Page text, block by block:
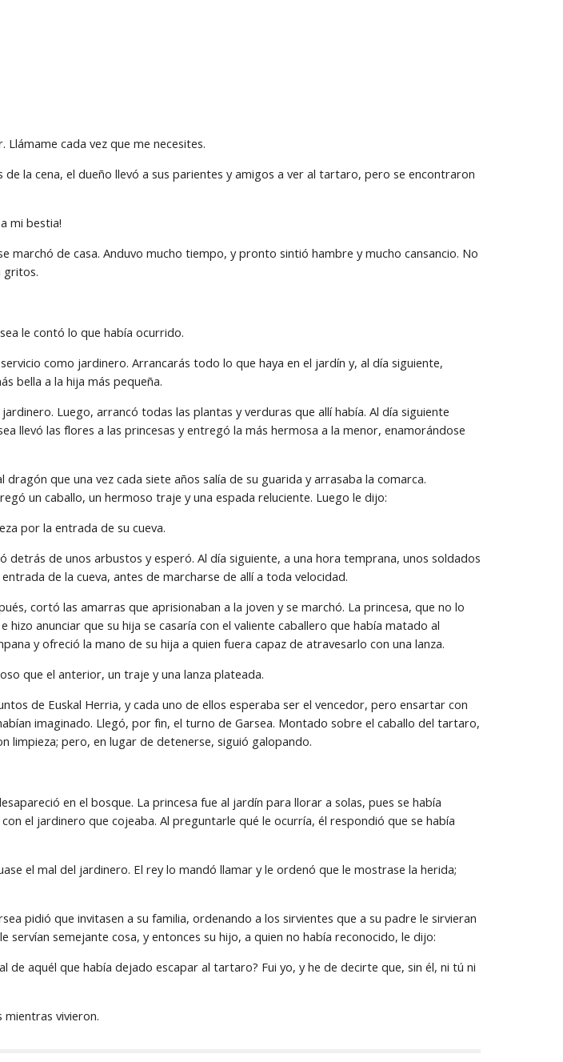
cada vez que me necesites.
la cena, el dueño llevó a sus parientes y amigos a ver al tartaro, pero se encontraron
mi bestia!
marchó de casa. Anduvo mucho tiempo, y pronto sintió hambre y mucho cansancio. No
gritos.
le contó lo que había ocurrido.
como jardinero. Arrancarás todo lo que haya en el jardín y, al día siguiente,
bella a la hija más pequeña.
Luego, arrancó todas las plantas y verduras que allí había. Al día siguiente
llevó las flores a las princesas y entregó la más hermosa a la menor, enamorándose
que una vez cada siete años salía de su guarida y arrasaba la comarca.
un caballo, un hermoso traje y una espada reluciente. Luego le dijo:
por la entrada de su cueva.
detrás de unos arbustos y esperó. Al día siguiente, a una hora temprana, unos soldados
de la cueva, antes de marcharse de allí a toda velocidad.
cortó las amarras que aprisionaban a la joven y se marchó. La princesa, que no lo
anunciar que su hija se casaría con el valiente caballero que había matado al
y ofreció la mano de su hija a quien fuera capaz de atravesarlo con una lanza.
que el anterior, un traje y una lanza plateada.
de Euskal Herria, y cada uno de ellos esperaba ser el vencedor, pero ensartar con
imaginado. Llegó, por fin, el turno de Garsea. Montado sobre el caballo del tartaro,
limpieza; pero, en lugar de detenerse, siguió galopando.
en el bosque. La princesa fue al jardín para llorar a solas, pues se había
el jardinero que cojeaba. Al preguntarle qué le ocurría, él respondió que se había
el mal del jardinero. El rey lo mandó llamar y le ordenó que le mostrase la herida;
pidió que invitasen a su familia, ordenando a los sirvientes que a su padre le sirvieran
semejante cosa, y entonces su hijo, a quien no había reconocido, le dijo:
aquél que había dejado escapar al tartaro? Fui yo, y he de decirte que, sin él, ni tú ni
vivieron.